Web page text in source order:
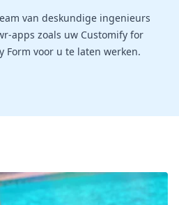
van deskundige ingenieurs
apps zoals uw Customify for
Form voor u te laten werken.